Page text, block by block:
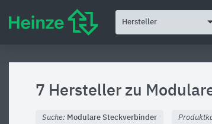
Hersteller
7 Hersteller zu
Suche: Modulare Steckverbinder